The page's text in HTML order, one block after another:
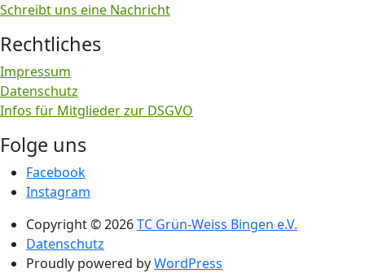
Schreibt uns eine Nachricht
Rechtliches
Impressum
Datenschutz
Infos für Mitglieder zur DSGVO
Folge uns
Facebook
Instagram
Copyright © 2026TC Grün-Weiss Bingen e.V.
Datenschutz
Proudly powered byWordPress